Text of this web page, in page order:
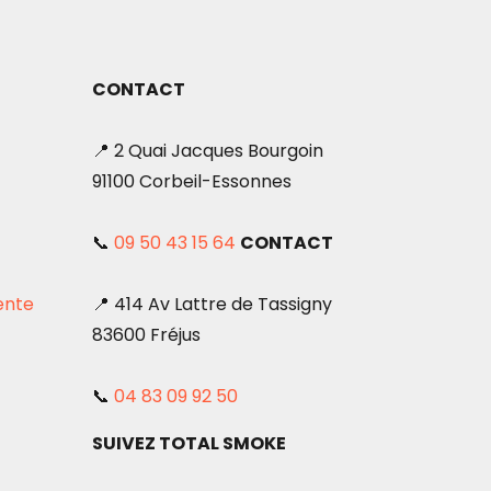
CONTACT
📍 2 Quai Jacques Bourgoin
91100 Corbeil-Essonnes
📞 09 50 43 15 64 CONTACT
📍 414 Av Lattre de Tassigny
83600 Fréjus
📞 04 83 09 92 50
SUIVEZ TOTAL SMOKE